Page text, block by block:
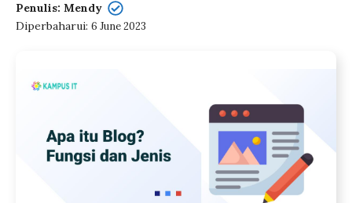
Penulis: Mendy
Diperbaharui: 6 June 2023